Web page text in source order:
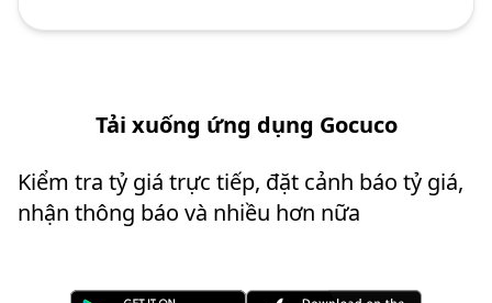
Tải xuống ứng dụng Gocuco
Kiểm tra tỷ giá trực tiếp, đặt cảnh báo tỷ giá,
nhận thông báo và nhiều hơn nữa